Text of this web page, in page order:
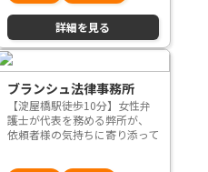
詳細を見る
ブランシュ法律事務所
【淀屋橋駅徒歩10分】女性弁
護士が代表を務める弊所が、
依頼者様の気持ちに寄り添って